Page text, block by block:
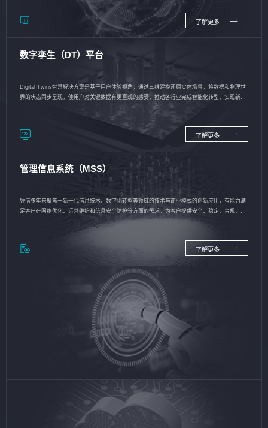
了解更多
数字孪生（DT）平台
Digital Twins智慧解决方案是基于用户体验视角，通过三维建模还原实体场景，将数据和物理世
界的状态同步呈现，使用户对关键数据有更直观的感受，推动各行业完成智能化转型，实现新旧
了解更多
管理信息系统（MSS）
凭借多年来聚焦于新一代信息技术、数字化转型等领域的技术与商业模式的创新应用，有能力满
足客户在网络优化、运营维护和信息安全防护等方面的需求，为客户提供安全、稳定、合规、持
了解更多